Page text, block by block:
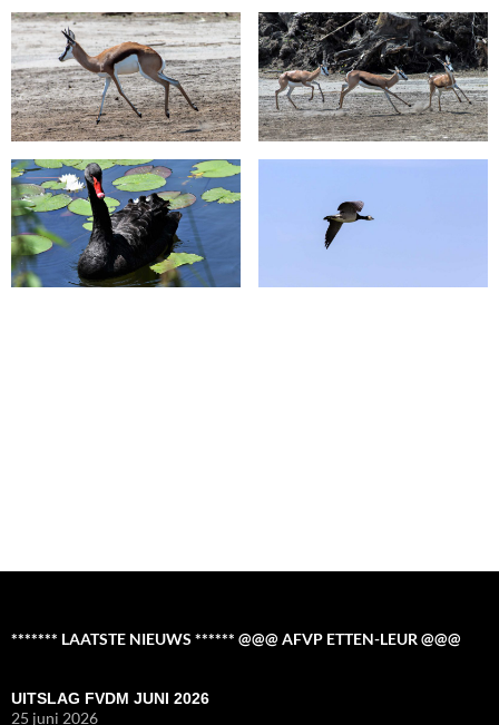
******* LAATSTE NIEUWS ****** @@@ AFVP ETTEN-LEUR @@@
UITSLAG FVDM JUNI 2026
25 juni 2026